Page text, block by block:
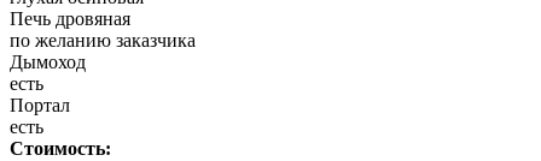
Печь дровяная
по желанию заказчика
Дымоход
есть
Портал
есть
Стоимость: